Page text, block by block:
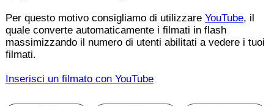
Per questo motivo consigliamo di utilizzare YouTube, il
quale converte automaticamente i filmati in flash
massimizzando il numero di utenti abilitati a vedere i tuoi
filmati.
Inserisci un filmato con YouTube